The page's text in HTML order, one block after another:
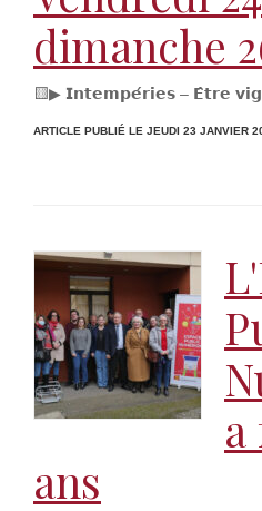
dimanche
🟨▶ 𝗜𝗻𝘁𝗲𝗺𝗽𝗲́𝗿𝗶𝗲𝘀 – 𝗘̂𝘁𝗿𝗲
ARTICLE PUBLIÉ LE JEUDI 23 JANVIER
a
ans